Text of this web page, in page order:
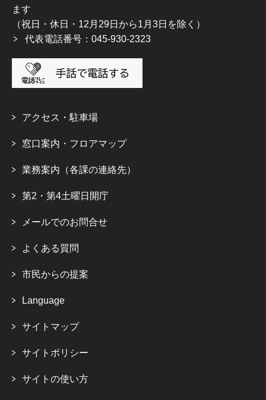
ます
（祝日・休日・12月29日から1月3日を除く）
代表電話番号：045-930-2323
アクセス・駐車場
窓口案内・フロアマップ
業務案内（各課の連絡先）
第2・第4土曜日開庁
メールでのお問合せ
よくある質問
市民からの提案
Language
サイトマップ
サイトポリシー
サイトの使い方